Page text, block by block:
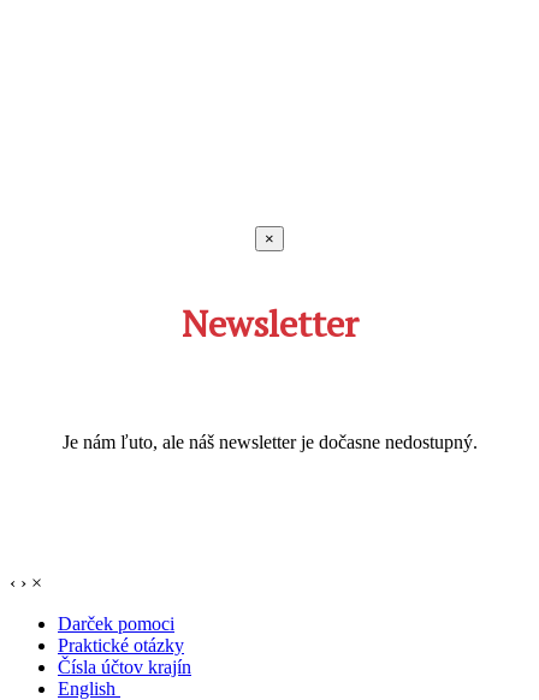
×
Newsletter
Je nám ľuto, ale náš newsletter je dočasne nedostupný.
‹ › ×
Darček pomoci
Praktické otázky
Čísla účtov krajín
English